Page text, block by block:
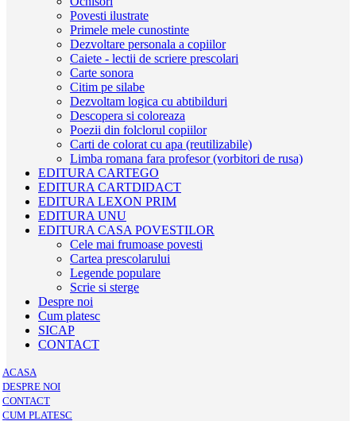
Povesti ilustrate
Primele mele cunostinte
Dezvoltare personala a copiilor
Caiete - lectii de scriere prescolari
Carte sonora
Citim pe silabe
Dezvoltam logica cu abtibilduri
Descopera si coloreaza
Poezii din folclorul copiilor
Carti de colorat cu apa (reutilizabile)
Limba romana fara profesor (vorbitori de rusa)
EDITURA CARTEGO
EDITURA CARTDIDACT
EDITURA LEXON PRIM
EDITURA UNU
EDITURA CASA POVESTILOR
Cele mai frumoase povesti
Cartea prescolarului
Legende populare
Scrie si sterge
Despre noi
Cum platesc
SICAP
CONTACT
ACASA
DESPRE NOI
CONTACT
CUM PLATESC